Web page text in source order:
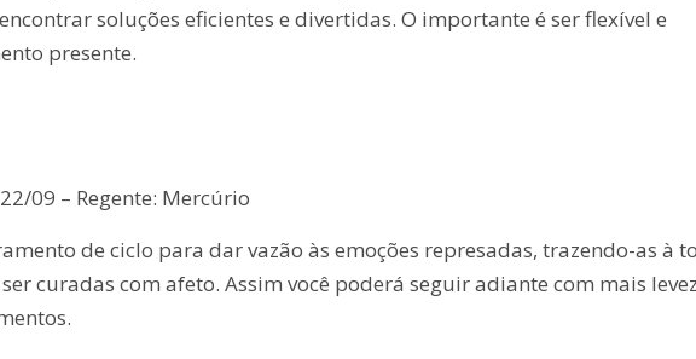
soluções eficientes e divertidas. O importante é ser flexível e
presente.
09 – Regente: Mercúrio
de ciclo para dar vazão às emoções represadas, trazendo-as à
curadas com afeto. Assim você poderá seguir adiante com mais